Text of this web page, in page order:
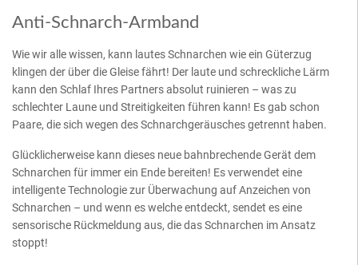
Anti-Schnarch-Armband
Wie wir alle wissen, kann lautes Schnarchen wie ein Güterzug
klingen der über die Gleise fährt! Der laute und schreckliche Lärm
kann den Schlaf Ihres Partners absolut ruinieren – was zu
schlechter Laune und Streitigkeiten führen kann! Es gab schon
Paare, die sich wegen des Schnarchgeräusches getrennt haben.
Glücklicherweise kann dieses neue bahnbrechende Gerät dem
Schnarchen für immer ein Ende bereiten! Es verwendet eine
intelligente Technologie zur Überwachung auf Anzeichen von
Schnarchen – und wenn es welche entdeckt, sendet es eine
sensorische Rückmeldung aus, die das Schnarchen im Ansatz
stoppt!